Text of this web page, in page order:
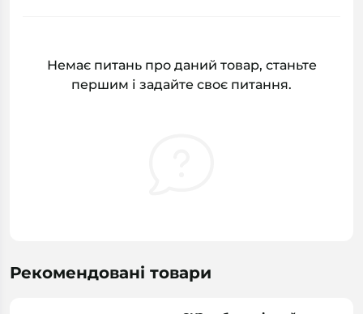
Немає питань про даний товар, станьте
першим і задайте своє питання.
Рекомендовані товари